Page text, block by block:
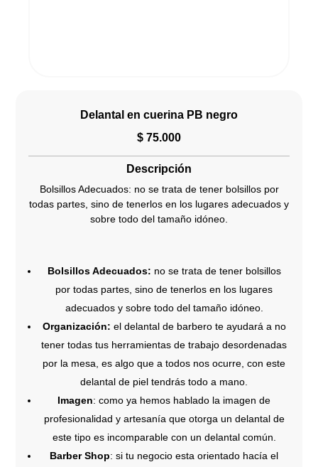
Delantal en cuerina PB negro
$ 75.000
Descripción
Bolsillos Adecuados: no se trata de tener bolsillos por
todas partes, sino de tenerlos en los lugares adecuados y
sobre todo del tamaño idóneo.
Bolsillos Adecuados: no se trata de tener bolsillos
por todas partes, sino de tenerlos en los lugares
adecuados y sobre todo del tamaño idóneo.
Organización: el delantal de barbero te ayudará a no
tener todas tus herramientas de trabajo desordenadas
por la mesa, es algo que a todos nos ocurre, con este
delantal de piel tendrás todo a mano.
Imagen: como ya hemos hablado la imagen de
profesionalidad y artesanía que otorga un delantal de
este tipo es incomparable con un delantal común.
Barber Shop: si tu negocio esta orientado hacía el